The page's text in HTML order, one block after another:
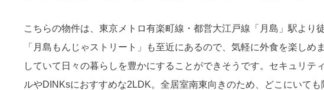
こちらの物件は、東京メトロ有楽町線・都営大江戸線「月島」駅より
「月島もんじゃストリート」も至近にあるので、気軽に外食を楽しめ
していて日々の暮らしを豊かにすることができそうです。セキュリ
ルやDINKsにおすすめな2LDK。全居室南東向きのため、どこにいて